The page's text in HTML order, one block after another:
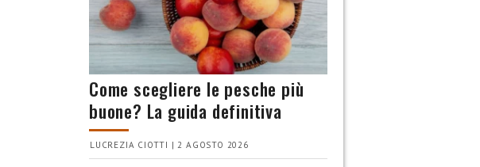
Come scegliere le pesche più
buone? La guida definitiva
LUCREZIA CIOTTI | 2 AGOSTO 2026